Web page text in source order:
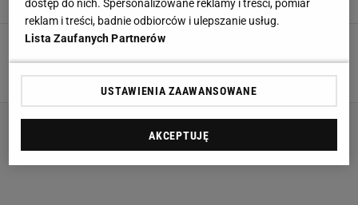
Samuel Eto'o oskarżony! Niebywały skandal.
"The Athletic" ujawnia
Aleksander Bernard,31 STYCZNIA 2024, 12:06
dostęp do nich. Spersonalizowane reklamy i treści, pomiar
reklam i treści, badnie odbiorców i ulepszanie usług.
Lista Zaufanych Partnerów
USTAWIENIA ZAAWANSOWANE
AKCEPTUJĘ